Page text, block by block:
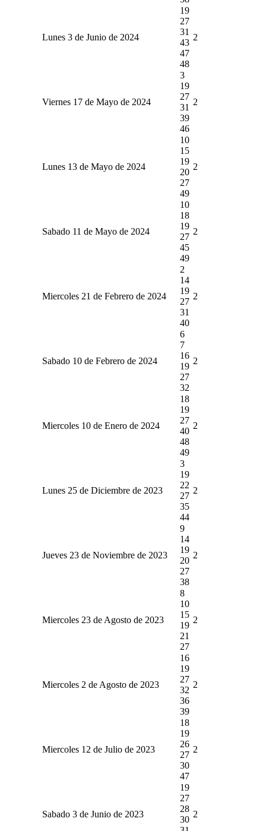
Lunes 3 de Junio de 2024
19
27
31
43
47
48
2
Viernes 17 de Mayo de 2024
3
19
27
31
39
46
2
Lunes 13 de Mayo de 2024
10
15
19
20
27
49
2
Sabado 11 de Mayo de 2024
10
18
19
27
45
49
2
Miercoles 21 de Febrero de 2024
2
14
19
27
31
40
2
Sabado 10 de Febrero de 2024
6
7
16
19
27
32
2
Miercoles 10 de Enero de 2024
18
19
27
40
48
49
2
Lunes 25 de Diciembre de 2023
3
19
22
27
35
44
2
Jueves 23 de Noviembre de 2023
9
14
19
20
27
38
2
Miercoles 23 de Agosto de 2023
8
10
15
19
21
27
2
Miercoles 2 de Agosto de 2023
16
19
27
32
36
39
2
Miercoles 12 de Julio de 2023
18
19
26
27
30
47
2
Sabado 3 de Junio de 2023
19
27
28
30
2